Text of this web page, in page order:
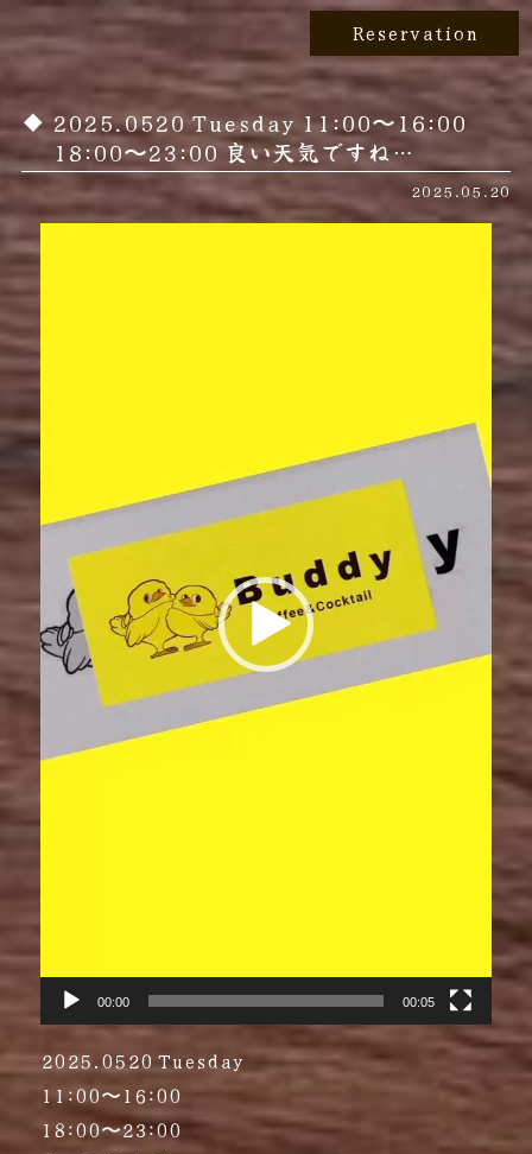
Reservation
2025.0520 Tuesday 11:00〜16:00
18:00〜23:00 良い天気ですね️…
2025.05.20
動
画
レ
ー
ー
00:00 00:05
2025.0520 Tuesday
11:00〜16:00
18:00〜23:00